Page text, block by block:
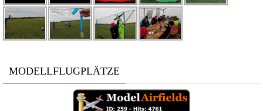
MODELLFLUGPLÄTZE